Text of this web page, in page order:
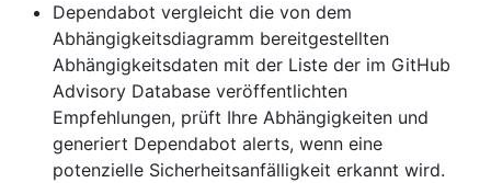
Dependabot vergleicht die von dem
Abhängigkeitsdiagramm bereitgestellten
Abhängigkeitsdaten mit der Liste der im GitHub
Advisory Database veröffentlichten
Empfehlungen, prüft Ihre Abhängigkeiten und
generiert Dependabot alerts, wenn eine
potenzielle Sicherheitsanfälligkeit erkannt wird.